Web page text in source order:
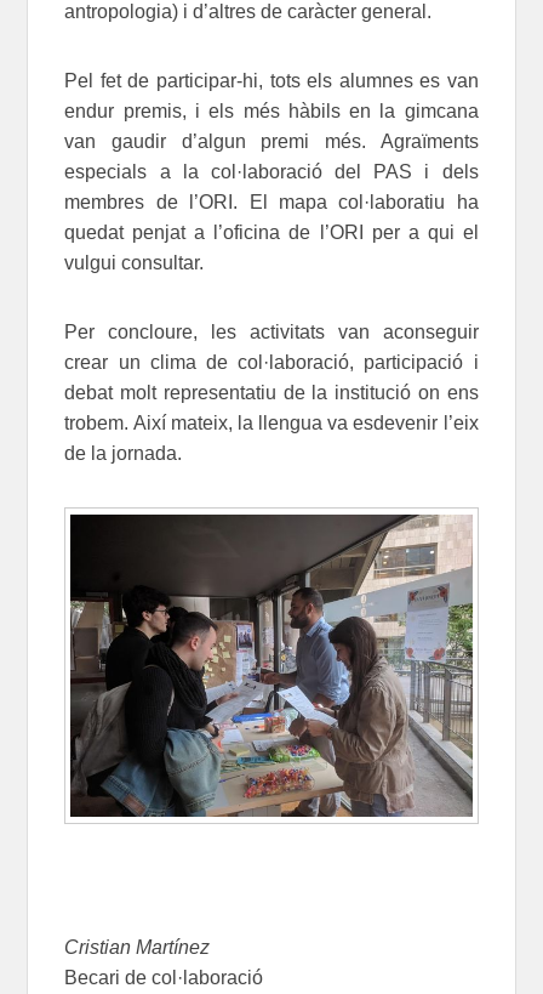
antropologia) i d’altres de caràcter general.
Pel fet de participar-hi, tots els alumnes es van
endur premis, i els més hàbils en la gimcana
van gaudir d’algun premi més. Agraïments
especials a la col·laboració del PAS i dels
membres de l’ORI. El mapa col·laboratiu ha
quedat penjat a l’oficina de l’ORI per a qui el
vulgui consultar.
Per concloure, les activitats van aconseguir
crear un clima de col·laboració, participació i
debat molt representatiu de la institució on ens
trobem. Així mateix, la llengua va esdevenir l’eix
de la jornada.
Cristian Martínez
Becari de col·laboració